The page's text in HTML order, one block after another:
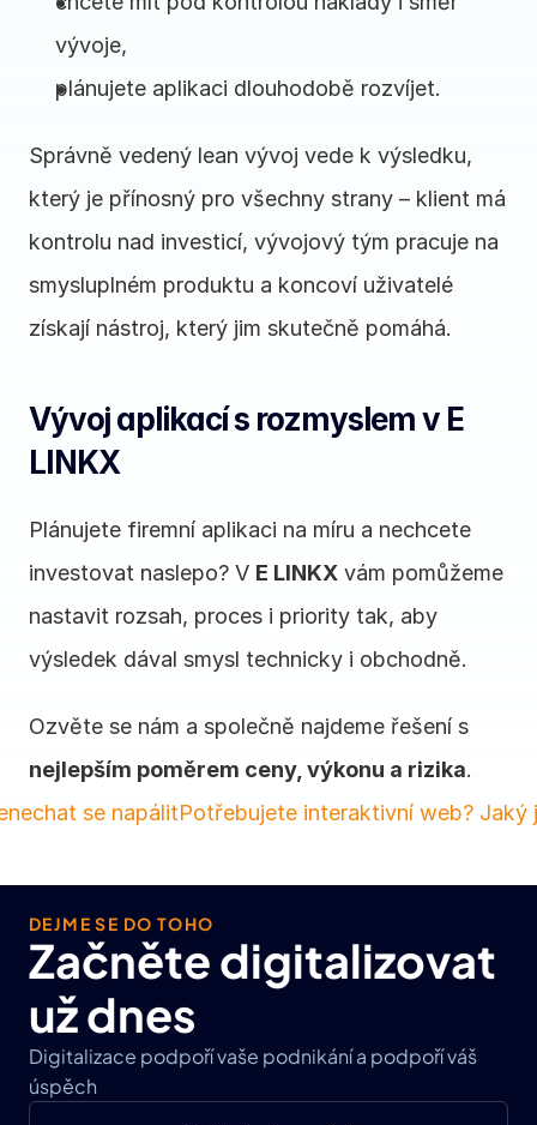
vývoje,
plánujete aplikaci dlouhodobě rozvíjet.
Správně vedený lean vývoj vede k výsledku,
který je přínosný pro všechny strany – klient má
kontrolu nad investicí, vývojový tým pracuje na
smysluplném produktu a koncoví uživatelé
získají nástroj, který jim skutečně pomáhá.
Vývoj aplikací s rozmyslem v E
LINKX
Plánujete firemní aplikaci na míru a nechcete
investovat naslepo? V E LINKX vám pomůžeme
nastavit rozsah, proces i priority tak, aby
výsledek dával smysl technicky i obchodně.
nejlepším poměrem ceny, výkonu a rizika.
se napálitPotřebujete interaktivní web?
DEJME SE DO TOHO
Začněte digitalizovat
už dnes
Digitalizace podpoří vaše podnikání a podpoří váš
úspěch